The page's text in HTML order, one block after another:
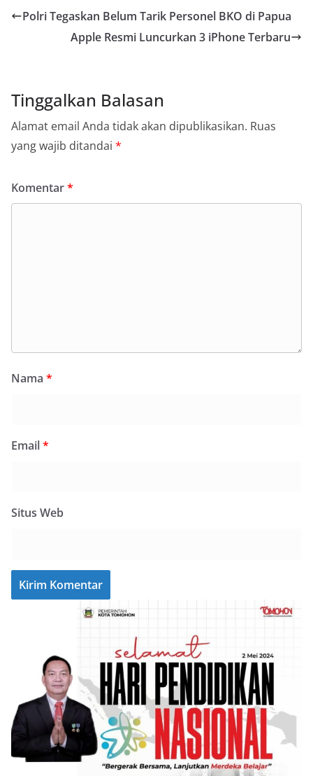
Polri Tegaskan Belum Tarik Personel BKO di Papua
Apple Resmi Luncurkan 3 iPhone Terbaru
Tinggalkan Balasan
Alamat email Anda tidak akan dipublikasikan. Ruas
yang wajib ditandai *
Komentar*
Nama *
Email*
Situs Web